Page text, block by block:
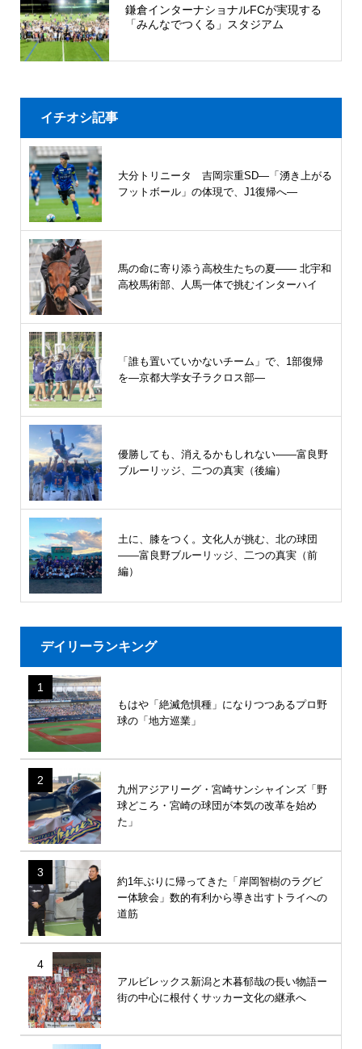
鎌倉インターナショナルFCが実現する
「みんなでつくる」スタジアム
イチオシ記事
大分トリニータ 吉岡宗重SD―「湧き上がる
フットボール」の体現で、J1復帰へ―
馬の命に寄り添う高校生たちの夏—— 北宇和
高校馬術部、人馬一体で挑むインターハイ
「誰も置いていかないチーム」で、1部復帰
を―京都大学女子ラクロス部―
優勝しても、消えるかもしれない――富良野
ブルーリッジ、二つの真実（後編）
土に、膝をつく。文化人が挑む、北の球団
――富良野ブルーリッジ、二つの真実（前
編）
デイリーランキング
1
もはや「絶滅危惧種」になりつつあるプロ野
球の「地方巡業」
2
九州アジアリーグ・宮崎サンシャインズ「野
球どころ・宮崎の球団が本気の改革を始め
た」
3
約1年ぶりに帰ってきた「岸岡智樹のラグビ
ー体験会」数的有利から導き出すトライへの
道筋
4
アルビレックス新潟と木暮郁哉の長い物語ー
街の中心に根付くサッカー文化の継承へ